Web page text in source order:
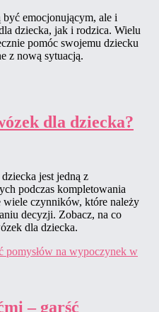
emocjonującym, ale i
dziecka, jak i rodzica. Wielu
pomóc swojemu dziecku
z nową sytuacją.
dla dziecka?
jest jedną z
podczas kompletowania
czynników, które należy
decyzji. Zobacz, na co
dla dziecka.
– garść